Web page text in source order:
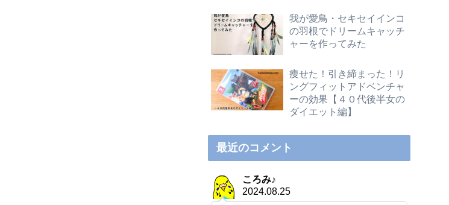
我が愛鳥・セキセイインコ
の羽根でドリームキャッチ
ャーを作ってみた
痩せた！引き締まった！リ
ングフィットアドベンチャ
ーの効果【４０代後半女の
ダイエット編】
最近のコメント
ころみ♪
2024.08.25